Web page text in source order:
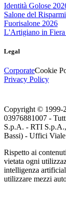
Identità Golose
Salone del
Fuorisalone 2026
L'Artigiano in
Legal
CorporateCookie
Privacy Policy
Copyright © 1999-
03976881007 -
S.p.A. - RTI
Bassi) - Uffici
Rispetto ai
vietata ogni
intelligenza
utilizzare mezzi